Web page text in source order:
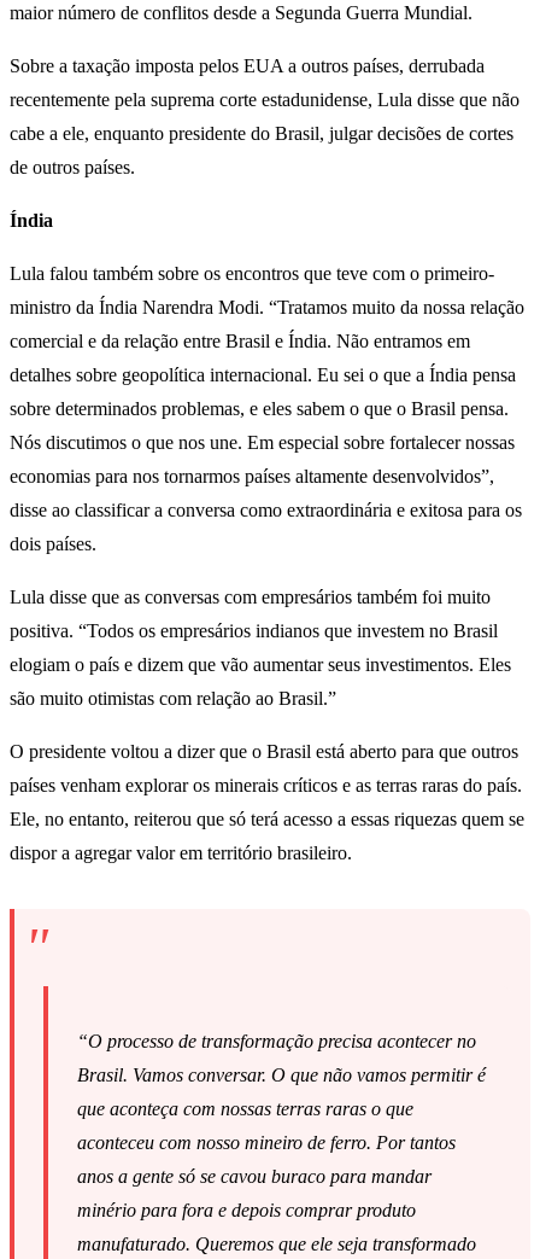
maior número de conflitos desde a Segunda Guerra Mundial.
Sobre a taxação imposta pelos EUA a outros países, derrubada
recentemente pela suprema corte estadunidense, Lula disse que não
cabe a ele, enquanto presidente do Brasil, julgar decisões de cortes
de outros países.
Índia
Lula falou também sobre os encontros que teve com o primeiro-
ministro da Índia Narendra Modi. “Tratamos muito da nossa relação
comercial e da relação entre Brasil e Índia. Não entramos em
detalhes sobre geopolítica internacional. Eu sei o que a Índia pensa
sobre determinados problemas, e eles sabem o que o Brasil pensa.
Nós discutimos o que nos une. Em especial sobre fortalecer nossas
economias para nos tornarmos países altamente desenvolvidos”,
disse ao classificar a conversa como extraordinária e exitosa para os
dois países.
Lula disse que as conversas com empresários também foi muito
positiva. “Todos os empresários indianos que investem no Brasil
elogiam o país e dizem que vão aumentar seus investimentos. Eles
são muito otimistas com relação ao Brasil.”
O presidente voltou a dizer que o Brasil está aberto para que outros
países venham explorar os minerais críticos e as terras raras do país.
Ele, no entanto, reiterou que só terá acesso a essas riquezas quem se
dispor a agregar valor em território brasileiro.
“O processo de transformação precisa acontecer no
Brasil. Vamos conversar. O que não vamos permitir é
que aconteça com nossas terras raras o que
aconteceu com nosso mineiro de ferro. Por tantos
anos a gente só se cavou buraco para mandar
minério para fora e depois comprar produto
manufaturado. Queremos que ele seja transformado